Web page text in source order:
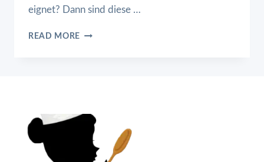
eignet? Dann sind diese …
READ MORE KÄSEKUCHEN